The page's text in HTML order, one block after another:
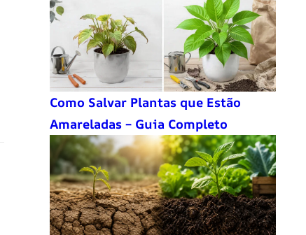
Como Salvar Plantas que Estão
Amareladas – Guia Completo